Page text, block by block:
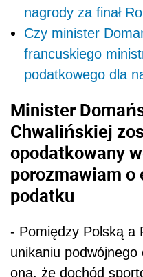
nagrody za finał
Czy minister
francuskiego
podatkowego dla
Minister
Chwalińskiej
opodatkowany
porozmawiam o
podatku
- Pomiędzy Polską a
unikaniu
ona, że dochód